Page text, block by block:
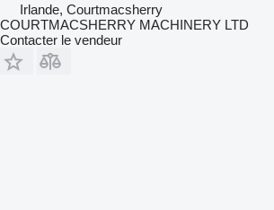
Irlande, Courtmacsherry
COURTMACSHERRY MACHINERY LTD
Contacter le vendeur